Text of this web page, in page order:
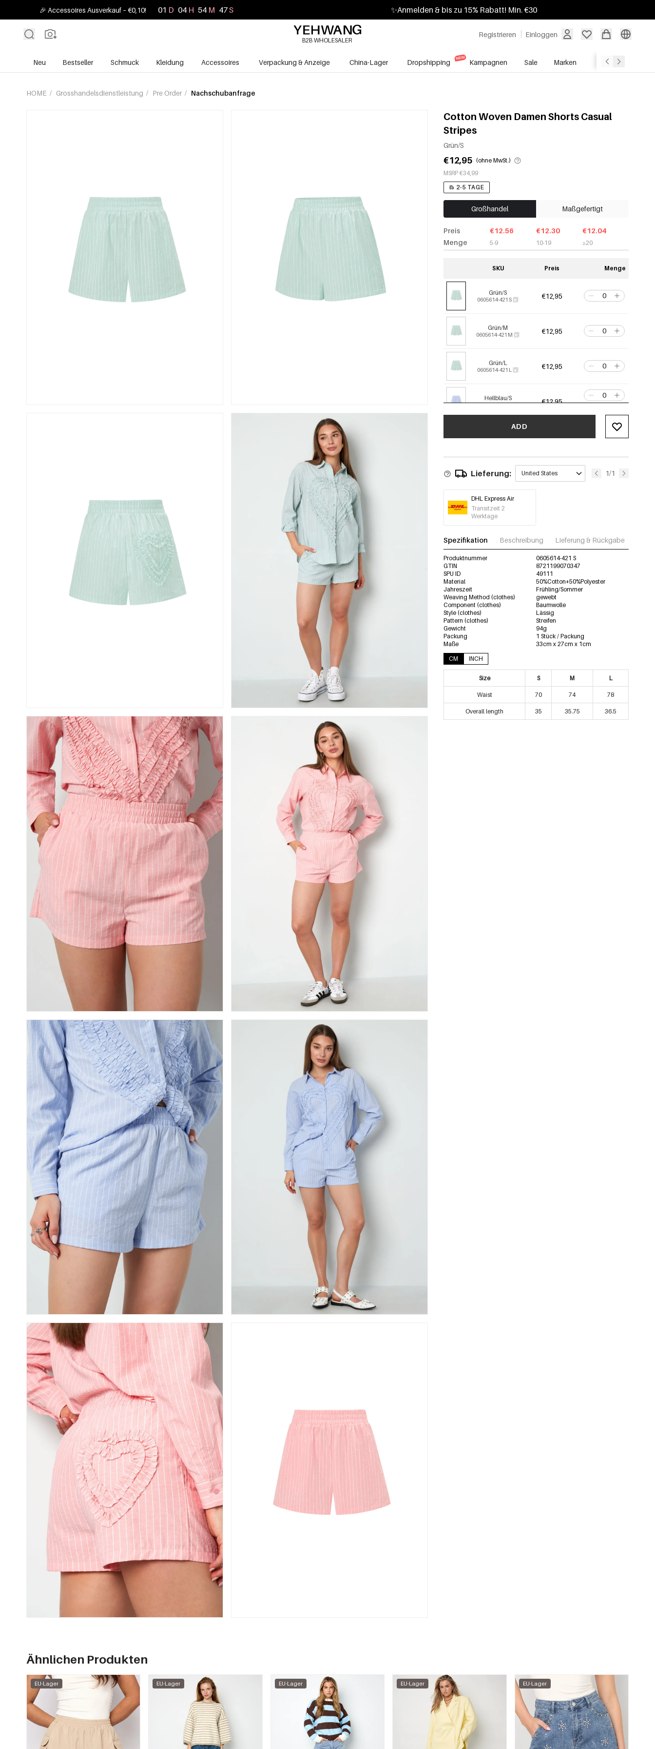
🎉 Accessoires Ausverkauf – €0,10! 01 D 04 H 54 M 45S ✨Anmelden & bis zu 15% Rabatt! Min. €30
Registrieren Einloggen
B2B WHOLESALER
Neu Bestseller Schmuck Kleidung Accessoires Verpackung & Anzeige China-Lager Dropshipping Kampagnen Sale Marken
HOME / Grosshandelsdienstleistung / Pre Order / Nachschubanfrage
Cotton Woven Damen Shorts Casual
Stripes
Grün/S
€12,95 (ohne MwSt.)
MSRP €34,99
2-5 TAGE
Großhandel Maßgefertigt
Preis
Menge
€12.56
5-9
€12.30
10-19
€12.04
≥20
SKU Preis Menge
Grün/S
0605614-421 S €12,95
Grün/M
0605614-421 M €12,95
Grün/L
0605614-421 L €12,95
Hellblau/S
0605614-221 S €12,95
0605614-221 M €12,95
0605614-221 L €12,95
Out Of Stock
Rosa/S
0605614-331 S
Rosa/M €12,95
€12,95
ADD
Lieferung: United States 1/1
DHL Express Air
Transitzeit 2
Werktage
Spezifikation Beschreibung Lieferung & Rückgabe
Produktnummer
0605614-421 S
GTIN
8721199070347
SPU ID
49111
Material
50%Cotton+50%Polyester
Jahreszeit
Frühling/Sommer
Weaving Method (clothes)
gewebt
Component (clothes)
Baumwolle
Style (clothes)
Lässig
Pattern (clothes)
Streifen
Gewicht
94g
Packung
1 Stück / Packung
Maße
33cm x 27cm x 1cm
CM
INCH
Size S M L
Waist 70 74 78
Overall length 35 35.75 36.5
Ähnlichen Produkten
EU-Lager EU-Lager EU-Lager EU-Lager EU-Lager